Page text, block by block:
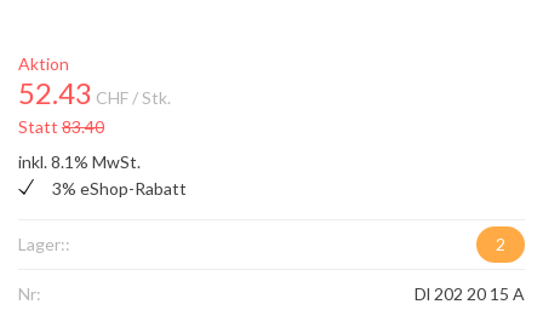
Aktion
52.43 CHF / Stk.
Statt 83.40
inkl. 8.1% MwSt.
3% eShop-Rabatt
Lager:: 2
Nr: Dl 202 20 15 A